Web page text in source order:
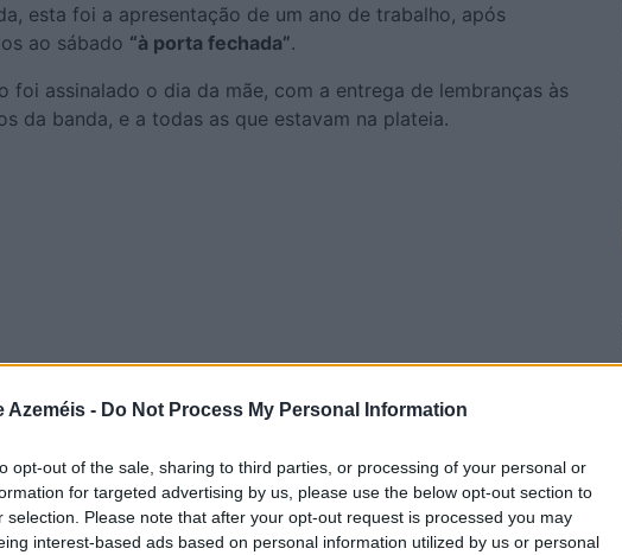
Azeméis - Do Not Process My Personal Information
opt-out of the sale, sharing to third parties, or processing of your personal or
for targeted advertising by us, please use the below opt-out section to
selection. Please note that after your opt-out request is processed you may
interest-based ads based on personal information utilized by us or personal
esta foi a apresentação de um ano de trabalho, após
ao sábado “à porta fechada”.
foi assinalado o dia da mãe, com a entrega de lembranças às
da banda, e a todas as que estavam na plateia.